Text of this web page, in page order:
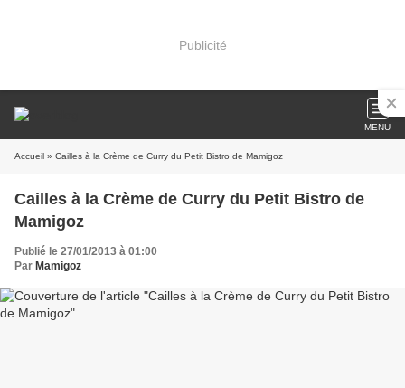
Publicité
MENU
Accueil » Cailles à la Crème de Curry du Petit Bistro de Mamigoz
Cailles à la Crème de Curry du Petit Bistro de
Mamigoz
Publié le 27/01/2013 à 01:00
Par Mamigoz